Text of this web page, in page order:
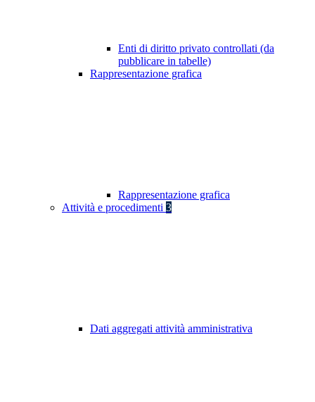
Enti di diritto privato controllati (da
pubblicare in tabelle)
Rappresentazione grafica
Rappresentazione grafica
Attività e procedimenti 3
Dati aggregati attività amministrativa